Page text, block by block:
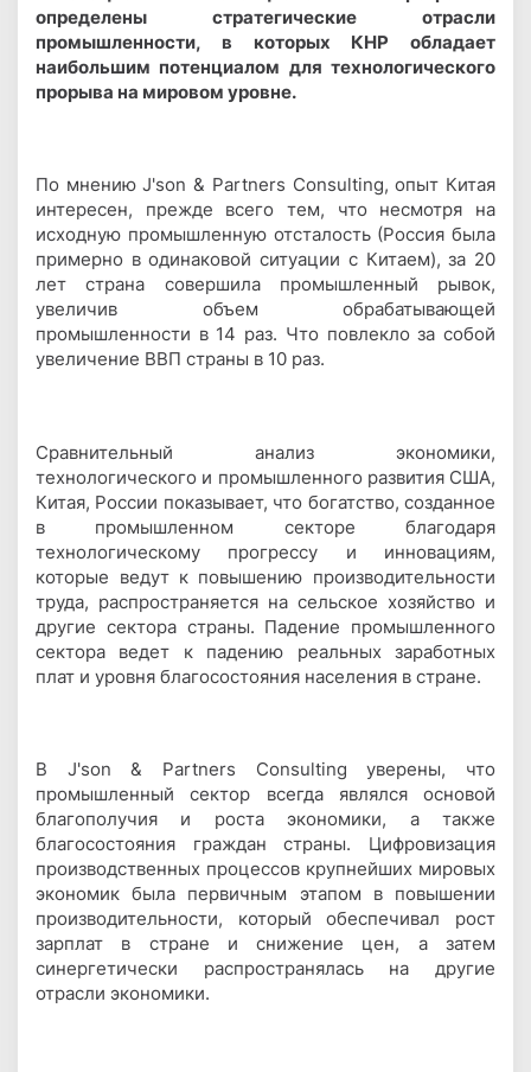
определены стратегические отрасли
промышленности, в которых КНР обладает
наибольшим потенциалом для технологического
прорыва на мировом уровне.
По мнению J'son & Partners Consulting, опыт Китая
интересен, прежде всего тем, что несмотря на
исходную промышленную отсталость (Россия была
примерно в одинаковой ситуации с Китаем), за 20
лет страна совершила промышленный рывок,
увеличив объем обрабатывающей
промышленности в 14 раз. Что повлекло за собой
увеличение ВВП страны в 10 раз.
Сравнительный анализ экономики,
технологического и промышленного развития США,
Китая, России показывает, что богатство, созданное
в промышленном секторе благодаря
технологическому прогрессу и инновациям,
которые ведут к повышению производительности
труда, распространяется на сельское хозяйство и
другие сектора страны. Падение промышленного
сектора ведет к падению реальных заработных
плат и уровня благосостояния населения в стране.
В J'son & Partners Consulting уверены, что
промышленный сектор всегда являлся основой
благополучия и роста экономики, а также
благосостояния граждан страны. Цифровизация
производственных процессов крупнейших мировых
экономик была первичным этапом в повышении
производительности, который обеспечивал рост
зарплат в стране и снижение цен, а затем
синергетически распространялась на другие
отрасли экономики.